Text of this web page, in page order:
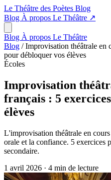
Le Théâtre des Poètes Blog
Blog À propos Le Théâtre ↗
Blog À propos Le Théâtre
Blog / Improvisation théâtrale en
pour débloquer vos élèves
Écoles
Improvisation
français : 5
élèves
L'improvisation théâtrale en
orale et la confiance. 5 exercices
secondaire.
1 avril 2026 · 4 min de lecture